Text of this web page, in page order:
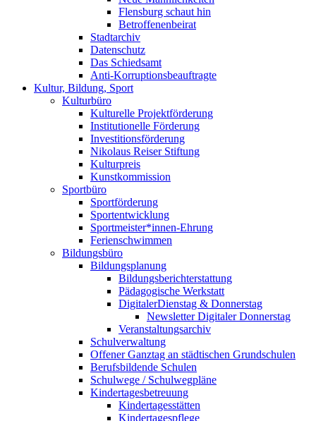
Flensburg schaut hin
Betroffenenbeirat
Stadtarchiv
Datenschutz
Das Schiedsamt
Anti-Korruptionsbeauftragte
Kultur, Bildung, Sport
Kulturbüro
Kulturelle Projektförderung
Institutionelle Förderung
Investitionsförderung
Nikolaus Reiser Stiftung
Kulturpreis
Kunstkommission
Sportbüro
Sportförderung
Sportentwicklung
Sportmeister*innen-Ehrung
Ferienschwimmen
Bildungsbüro
Bildungsplanung
Bildungsberichterstattung
Pädagogische Werkstatt
DigitalerDienstag & Donnerstag
Newsletter Digitaler Donnerstag
Veranstaltungsarchiv
Schulverwaltung
Offener Ganztag an städtischen Grundschulen
Berufsbildende Schulen
Schulwege / Schulwegpläne
Kindertagesbetreuung
Kindertagesstätten
Kindertagespflege